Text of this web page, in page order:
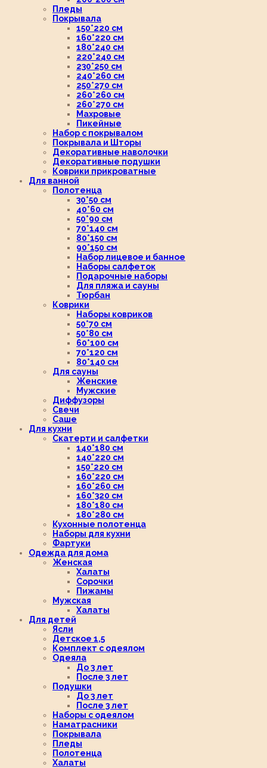
Пледы
Покрывала
150*220 см
160*220 см
180*240 см
220*240 см
230*250 см
240*260 см
250*270 см
260*260 см
260*270 см
Махровые
Пикейные
Набор с покрывалом
Покрывала и Шторы
Декоративные наволочки
Декоративные подушки
Коврики прикроватные
Для ванной
Полотенца
30*50 см
40*60 см
50*90 см
70*140 см
80*150 см
90*150 см
Набор лицевое и банное
Наборы салфеток
Подарочные наборы
Для пляжа и сауны
Тюрбан
Коврики
Наборы ковриков
50*70 см
50*80 см
60*100 см
70*120 см
80*140 см
Для сауны
Женские
Мужские
Диффузоры
Свечи
Саше
Для кухни
Скатерти и салфетки
140*180 см
140*220 см
150*220 см
160*220 см
160*260 см
160*320 см
180*180 см
180*280 см
Кухонные полотенца
Наборы для кухни
Фартуки
Одежда для дома
Женская
Халаты
Сорочки
Пижамы
Мужская
Халаты
Для детей
Ясли
Детское 1,5
Комплект с одеялом
Одеяла
До 3 лет
После 3 лет
Подушки
До 3 лет
После 3 лет
Наборы с одеялом
Наматрасники
Покрывала
Пледы
Полотенца
Халаты